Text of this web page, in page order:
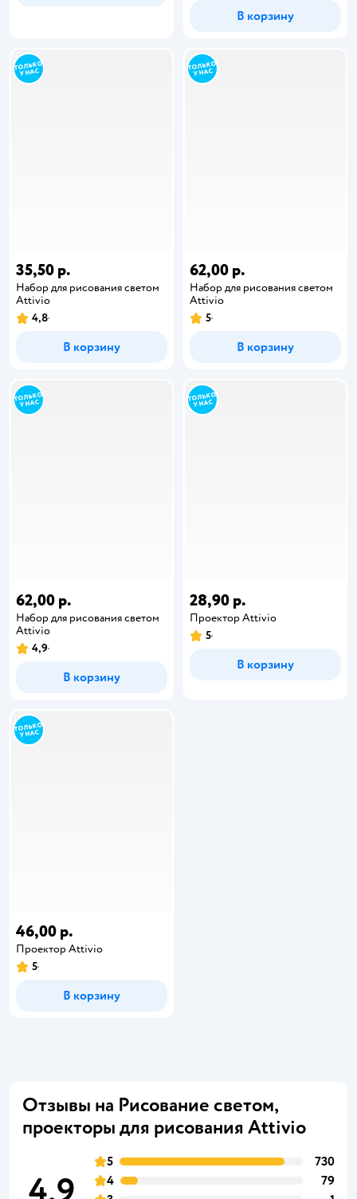
В корзину
35,50 р.
Набор для рисования светом
Attivio
4,8
В корзину
62,00 р.
Набор для рисования светом
Attivio
5
В корзину
62,00 р.
Набор для рисования светом
Attivio
4,9
В корзину
28,90 р.
Проектор Attivio
5
В корзину
46,00 р.
Проектор Attivio
5
В корзину
Отзывы на Рисование светом,
проекторы для рисования Attivio
5
730
4
79